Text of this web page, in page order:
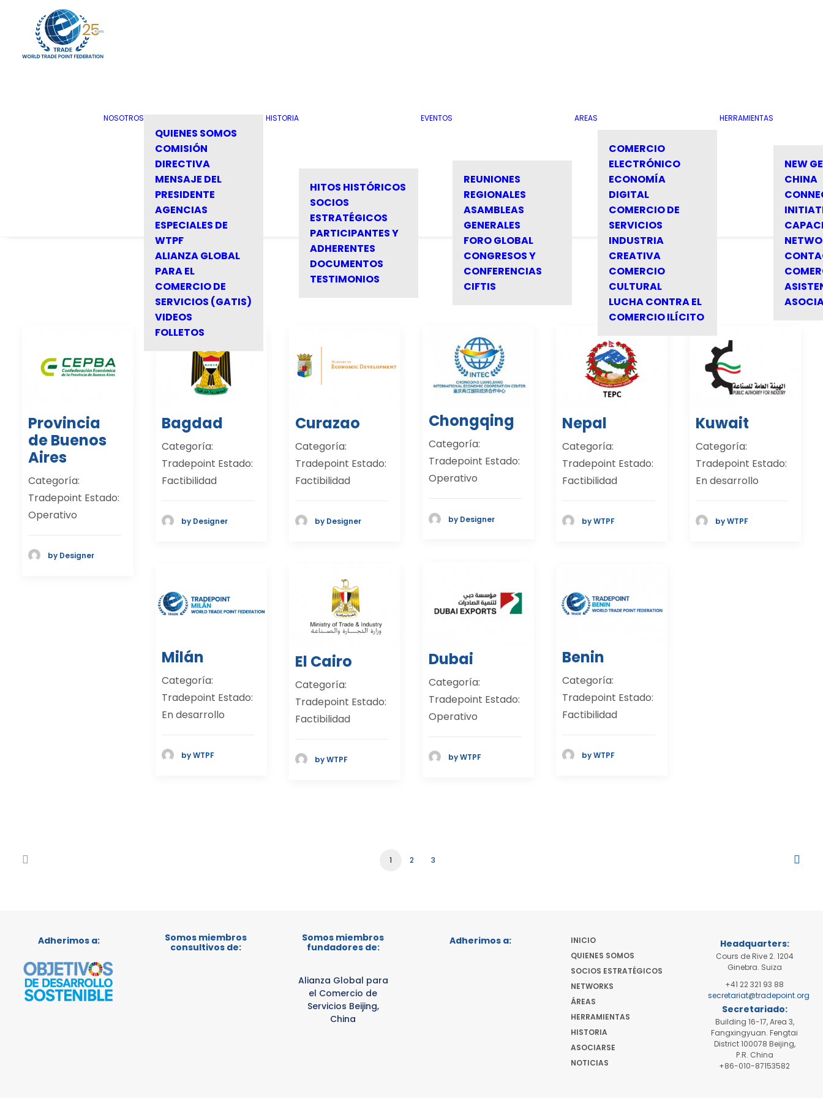
NOSOTROS
QUIENES SOMOS
COMISIÓN
DIRECTIVA
MENSAJE DEL
PRESIDENTE
AGENCIAS
ESPECIALES DE
WTPF
ALIANZA GLOBAL
PARA EL
COMERCIO DE
SERVICIOS (GATIS)
VIDEOS
FOLLETOS
HISTORIA
HITOS HISTÓRICOS
SOCIOS
ESTRATÉGICOS
PARTICIPANTES Y
ADHERENTES
DOCUMENTOS
TESTIMONIOS
EVENTOS
REUNIONES
REGIONALES
ASAMBLEAS
GENERALES
FORO GLOBAL
CONGRESOS Y
CONFERENCIAS
CIFTIS
AREAS
COMERCIO
ELECTRÓNICO
ECONOMÍA
DIGITAL
COMERCIO DE
SERVICIOS
INDUSTRIA
CREATIVA
COMERCIO
CULTURAL
LUCHA CONTRA EL
COMERCIO ILÍCITO
HERRAMIENTAS
NEW
CHINA
Provincia
de Buenos
Aires
Categoría:
Tradepoint Estado:
Operativo
by Designer
Bagdad
Categoría:
Tradepoint Estado:
Factibilidad
by Designer
Curazao
Categoría:
Tradepoint Estado:
Factibilidad
by Designer
Chongqing
Categoría:
Tradepoint Estado:
Operativo
by Designer
Nepal
Categoría:
Tradepoint Estado:
Factibilidad
by WTPF
Kuwait
Categoría:
Tradepoint Estado:
En desarrollo
by WTPF
Dubai
Categoría:
Tradepoint Estado:
Operativo
by WTPF
Milán
Categoría:
Tradepoint Estado:
En desarrollo
by WTPF
El Cairo
Categoría:
Tradepoint Estado:
Factibilidad
by WTPF
Benin
Categoría:
Tradepoint Estado:
Factibilidad
by WTPF
1 2 3
Adherimos a:
Somos miembros
consultivos de:
Somos miembros
fundadores de:
Alianza Global para
el Comercio de
Servicios Beijing,
China
Adherimos a:
INICIO
QUIENES SOMOS
SOCIOS ESTRATÉGICOS
NETWORKS
ÁREAS
HERRAMIENTAS
HISTORIA
ASOCIARSE
NOTICIAS
Headquarters:
Cours de Rive 2. 1204
Ginebra. Suiza
+41 22 321 93 88
secretariat@tradepoint.org
Secretariado:
Building 16-17, Area 3,
Fangxingyuan. Fengtai
District 100078 Beijing,
P.R. China
+86-010-87153582